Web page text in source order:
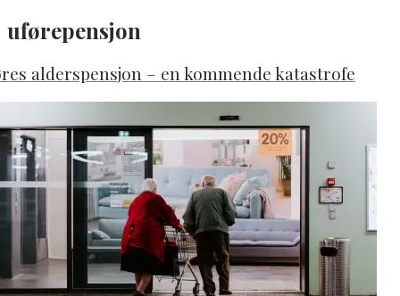
uførepensjon
alderspensjon – en kommende katastrofe